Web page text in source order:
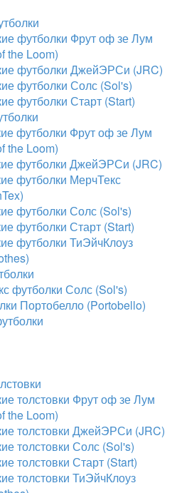
футболки Фрут оф зе Лум
the Loom)
футболки ДжейЭРСи (JRC)
футболки Солс (Sol's)
футболки Старт (Start)
футболки Фрут оф зе Лум
the Loom)
футболки ДжейЭРСи (JRC)
футболки МерчТекс
футболки Солс (Sol's)
футболки Старт (Start)
футболки ТиЭйчКлоуз
футболки Солс (Sol's)
Портобелло (Portobello)
толстовки Фрут оф зе Лум
the Loom)
толстовки ДжейЭРСи (JRC)
толстовки Солс (Sol's)
толстовки Старт (Start)
толстовки ТиЭйчКлоуз